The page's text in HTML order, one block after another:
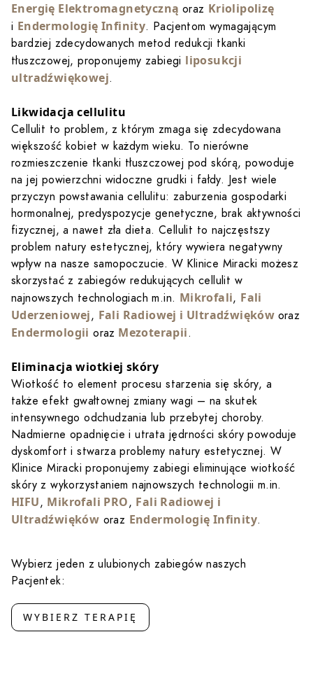
Energię Elektromagnetyczną oraz Kriolipolizę
i Endermologię Infinity. Pacjentom wymagającym
bardziej zdecydowanych metod redukcji tkanki
tłuszczowej, proponujemy zabiegi liposukcji
ultradźwiękowej.
Likwidacja cellulitu
Cellulit to problem, z którym zmaga się zdecydowana
większość kobiet w każdym wieku. To nierówne
rozmieszczenie tkanki tłuszczowej pod skórą, powoduje
na jej powierzchni widoczne grudki i fałdy. Jest wiele
przyczyn powstawania cellulitu: zaburzenia gospodarki
hormonalnej, predyspozycje genetyczne, brak aktywności
fizycznej, a nawet zła dieta. Cellulit to najczęstszy
problem natury estetycznej, który wywiera negatywny
wpływ na nasze samopoczucie. W Klinice Miracki możesz
skorzystać z zabiegów redukujących cellulit w
najnowszych technologiach m.in. Mikrofali, Fali
Uderzeniowej, Fali Radiowej i Ultradźwięków oraz
Endermologii oraz Mezoterapii.
Eliminacja wiotkiej skóry
Wiotkość to element procesu starzenia się skóry, a
także efekt gwałtownej zmiany wagi – na skutek
intensywnego odchudzania lub przebytej choroby.
Nadmierne opadnięcie i utrata jędrności skóry powoduje
dyskomfort i stwarza problemy natury estetycznej. W
Klinice Miracki proponujemy zabiegi eliminujące wiotkość
skóry z wykorzystaniem najnowszych technologii m.in.
HIFU, Mikrofali PRO, Fali Radiowej i
Ultradźwięków oraz Endermologię Infinity.
Wybierz jeden z ulubionych zabiegów naszych
Pacjentek:
WYBIERZ TERAPIĘ